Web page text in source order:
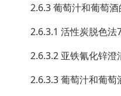
2.6.3 葡萄汁和葡萄
2.6.3.1 活性炭脱色法
2.6.3.2 亚铁氰化锌澄
2.6.3.3 葡萄汁和葡萄